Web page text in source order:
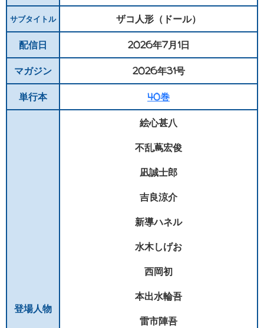
サブタイトル
ザコ人形（ドール）
配信日
2026年7月1日
マガジン
2026年31号
単行本
40巻
登場人物
絵心甚八
不乱蔦宏俊
凪誠士郎
吉良涼介
新導ハネル
水木しげお
西岡初
本出水輪吾
雷市陣吾